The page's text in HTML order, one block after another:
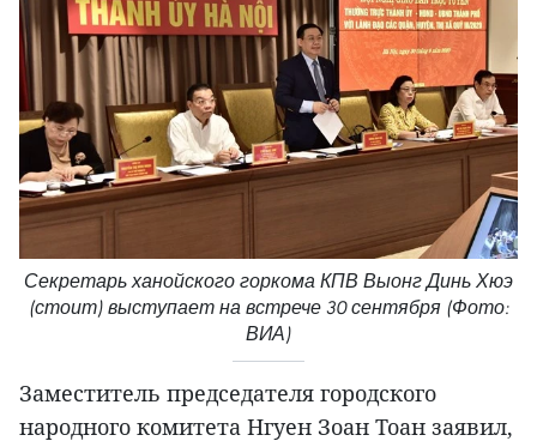
Секретарь ханойского горкома КПВ Выонг Динь Хюэ
(стоит) выступает на встрече 30 сентября (Фото:
ВИА)
Заместитель председателя городского
народного комитета Нгуен Зоан Тоан заявил,